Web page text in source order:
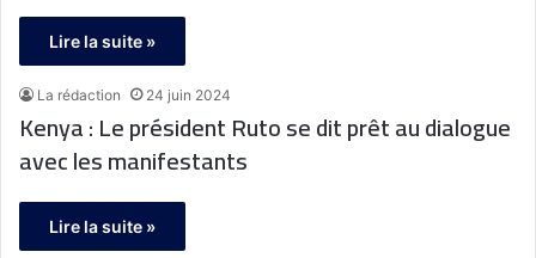
Lire la suite »
La rédaction 24 juin 2024
Kenya : Le président Ruto se dit prêt au dialogue
avec les manifestants
Lire la suite »